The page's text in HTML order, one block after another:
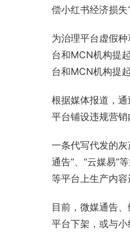
偿小红书经济损失
为治理平台虚假
台和MCN机构提
台和MCN机构提起
根据媒体报道，
平台铺设违规营销
一条代写代发的
通告”、“云媒易”
等平台上生产内容
目前，微媒通告、
平台下架，或与小